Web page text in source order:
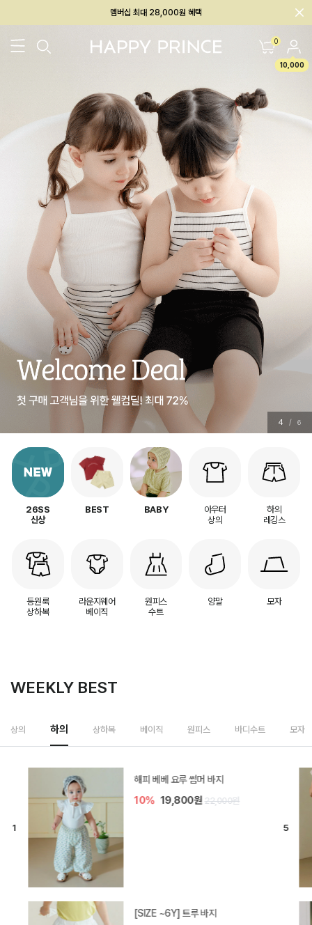
회원전용 아울렛, 가입하면 ~60% 할인!
0
10,000
4 / 6
26SS
신상
BEST BABY
아우터
상의
하의
레깅스
등원룩
상하복
라운지웨어
베이직
원피스
수트
양말 모자
WEEKLY BEST
상의 하의 상하복 베이직 원피스 바디수트 모자
[SIZE ~6Y] 비토 와이드 데님 반바
지
카몽 5부 아기 레깅스